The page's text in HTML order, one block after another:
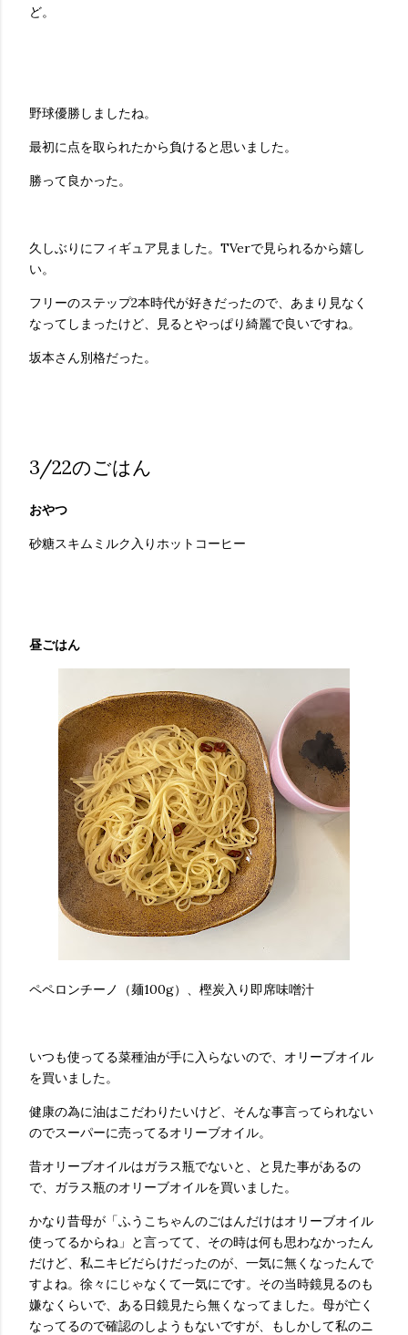
ど。
野球優勝しましたね。
最初に点を取られたから負けると思いました。
勝って良かった。
久しぶりにフィギュア見ました。TVerで見られるから嬉し
い。
フリーのステップ2本時代が好きだったので、あまり見なく
なってしまったけど、見るとやっぱり綺麗で良いですね。
坂本さん別格だった。
3/22のごはん
おやつ
砂糖スキムミルク入りホットコーヒー
昼ごはん
ペペロンチーノ（麺100g）、樫炭入り即席味噌汁
いつも使ってる菜種油が手に入らないので、オリーブオイル
を買いました。
健康の為に油はこだわりたいけど、そんな事言ってられない
のでスーパーに売ってるオリーブオイル。
昔オリーブオイルはガラス瓶でないと、と見た事があるの
で、ガラス瓶のオリーブオイルを買いました。
かなり昔母が「ふうこちゃんのごはんだけはオリーブオイル
使ってるからね」と言ってて、その時は何も思わなかったん
だけど、私ニキビだらけだったのが、一気に無くなったんで
すよね。徐々にじゃなくて一気にです。その当時鏡見るのも
嫌なくらいで、ある日鏡見たら無くなってました。母が亡く
なってるので確認のしようもないですが、もしかして私のニ